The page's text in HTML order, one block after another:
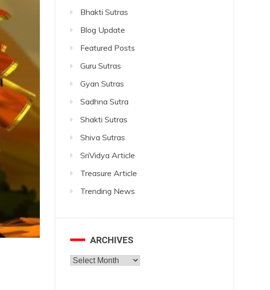
Bhakti Sutras
Blog Update
Featured Posts
Guru Sutras
Gyan Sutras
Sadhna Sutra
Shakti Sutras
Shiva Sutras
SriVidya Article
Treasure Article
Trending News
ARCHIVES
Archives